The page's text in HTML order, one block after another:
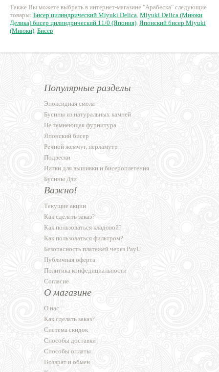
Также Вы можете выбрать в интернет-магазине "Арабеска" следующие
товары: Бисер цилиндрический Miyuki Delica, Miyuki Delica (Миюки
Делика) бисер цилиндрический 11/0 (Япония), Японский бисер Miyuki
(Миюки), Бисер
Популярные разделы
Эпоксидная смола
Бусины из натуральных камней
Не темнеющая фурнитура
Японский бисер
Речной жемчуг, перламутр
Подвески
Нитки для вышивки и бисероплетения
Бусины Дзи
Важно!
Текущие акции
Как сделать заказ?
Как пользоваться кладовой?
Как пользоваться фильтром?
Безопасность платежей через PayU
Публичная оферта
Политика конфедициальности
Согласие
О магазине
О нас
Как сделать заказ?
Система скидок
Способы доставки
Способы оплаты
Возврат и обмен